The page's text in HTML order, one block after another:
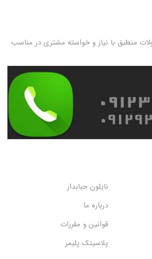
منطبق با نیاز و خواسته مشتری در مناسب
نایلون حبابدار
درباره ما
قوانین و مقررات
پلاسیتک پلیمر